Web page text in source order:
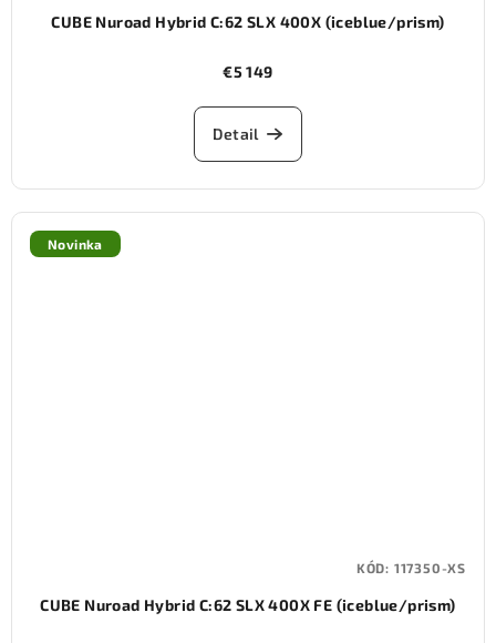
CUBE Nuroad Hybrid C:62 SLX 400X (iceblue/prism)
€5 149
Detail
Novinka
CUBE Nuroad Hybrid C:62 SLX 400X FE (iceblue/prism)
KÓD: 117350-XS